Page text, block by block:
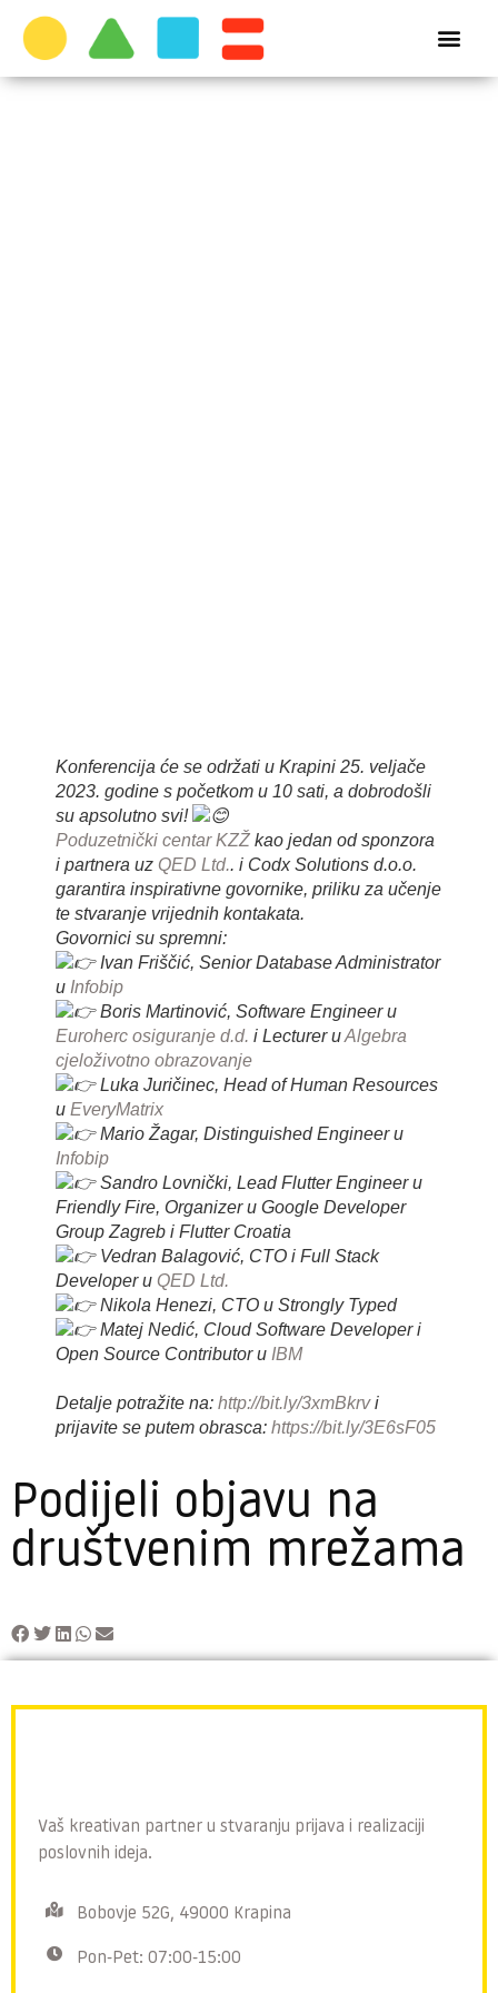
Konferencija će se održati u Krapini 25. veljače
2023. godine s početkom u 10 sati, a dobrodošli
su apsolutno svi!
Poduzetnički centar KZŽ kao jedan od sponzora
i partnera uz QED Ltd.. i Codx Solutions d.o.o.
garantira inspirativne govornike, priliku za učenje
te stvaranje vrijednih kontakata.
Govornici su spremni:
Ivan Friščić, Senior Database Administrator
u Infobip
Boris Martinović, Software Engineer u
Euroherc osiguranje d.d. i Lecturer uAlgebra
cjeloživotno obrazovanje
Luka Juričinec, Head of Human Resources
u EveryMatrix
Mario Žagar, Distinguished Engineer u
Infobip
Sandro Lovnički, Lead Flutter Engineer u
Friendly Fire, Organizer u Google Developer
Group Zagreb i Flutter Croatia
Vedran Balagović, CTO i Full Stack
Developer u QED Ltd.
Nikola Henezi, CTO u Strongly Typed
Matej Nedić, Cloud Software Developer i
Open Source Contributor u IBM
Detalje potražite na: http://bit.ly/3xmBkrvi
prijavite se putem obrasca: https://bit.ly/3E6sF05
Podijeli objavu na
društvenim mrežama
Vaš kreativan partner u stvaranju prijava i realizaciji
poslovnih ideja.
Bobovje 52G, 49000 Krapina
Pon-Pet: 07:00-15:00